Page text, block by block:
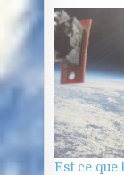
Est ce